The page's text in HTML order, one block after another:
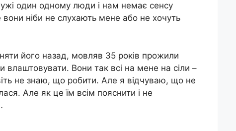
один одному люди і нам немає сенсу
ніби не слухають мене або не хочуть
його назад, мовляв 35 років прожили
влаштовувати. Вони так всі на мене на сіли –
не знаю, що робити. Але я відчуваю, що не
Але як це їм всім пояснити і не